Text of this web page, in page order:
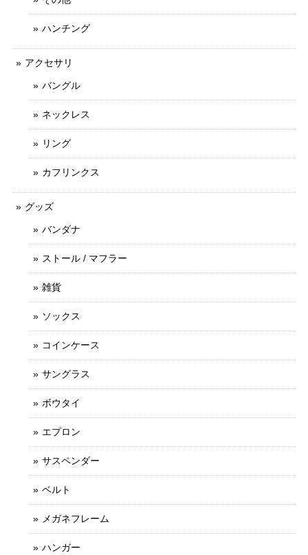
ハンチング
アクセサリ
バングル
ネックレス
リング
カフリンクス
グッズ
バンダナ
ストール / マフラー
雑貨
ソックス
コインケース
サングラス
ボウタイ
エプロン
サスペンダー
ベルト
メガネフレーム
ハンガー